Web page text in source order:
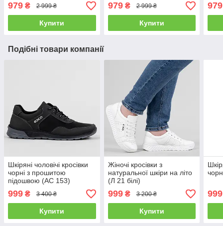
979 ₴ 2 999 ₴
Купити
979₴ 2 999 ₴
Купити
979
Подібні товари компанії
Шкіряні чоловічі кросівки
чорні з прошитою
підошвою (АС 153)
999 ₴ 3 400 ₴
Купити
Жіночі кросівки з
натуральної шкіри на літо
(Л 21 білі)
999₴ 3 200 ₴
Купити
999